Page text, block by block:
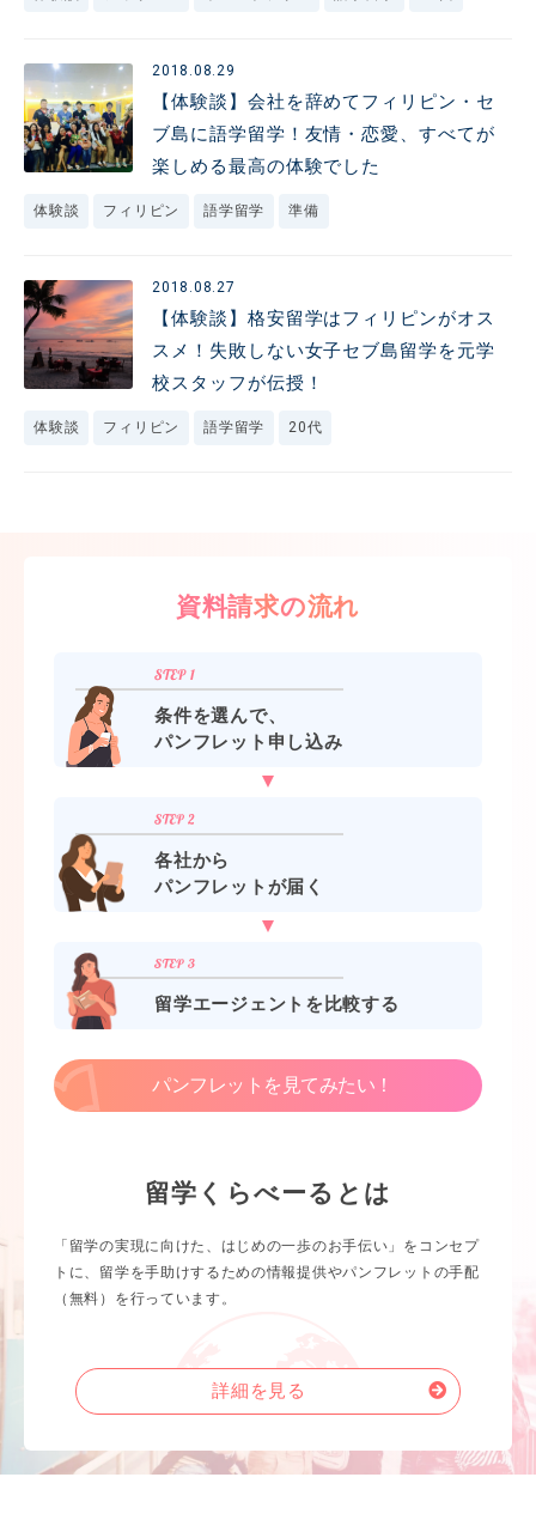
2018.08.29
【体験談】会社を辞めてフィリピン・セ
ブ島に語学留学！友情・恋愛、すべてが
楽しめる最高の体験でした
体験談 フィリピン 語学留学 準備
2018.08.27
【体験談】格安留学はフィリピンがオス
スメ！失敗しない女子セブ島留学を元学
校スタッフが伝授！
体験談 フィリピン 語学留学 20代
資料請求の流れ
条件を選んで、
パンフレット申し込み
各社から
パンフレットが届く
留学エージェントを比較する
パンフレットを見てみたい！
留学くらべーるとは
「留学の実現に向けた、はじめの一歩のお手伝い」をコンセプ
トに、留学を手助けするための情報提供やパンフレットの手配
（無料）を行っています。
詳細を見る